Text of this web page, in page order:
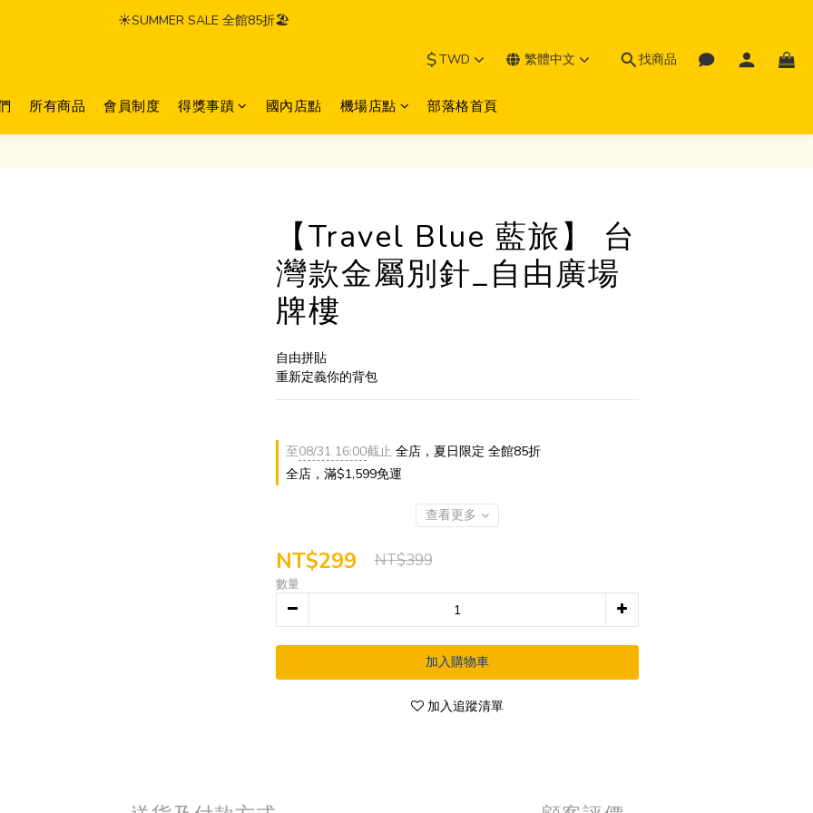
☀️SUMMER SALE 全館85折🏖️
$TWD 繁體中文 找商品
所有商品 會員制度 得獎事蹟 國內店點 機場店點 部落格首頁
【Travel Blue 藍旅】 台
灣款金屬別針_自由廣場
牌樓
自由拼貼
重新定義你的背包
至08/31 16:00截止全店，夏日限定 全館85折
全店，滿$1,599免運
查看更多
NT$299 NT$399
數量
加入購物車
加入追蹤清單